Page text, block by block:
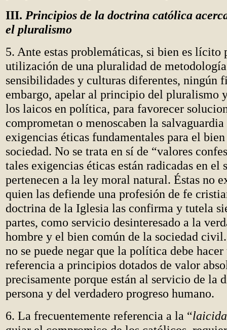
III. Principios de la doctrina católica
el pluralismo
5. Ante estas problemáticas, si bien es lícito
utilización de una pluralidad de
sensibilidades y culturas diferentes, ningún
embargo, apelar al principio del pluralismo
los laicos en política, para favorecer
comprometan o menoscaben la salvaguardia
exigencias éticas fundamentales para el
sociedad. No se trata en sí de “valores
tales exigencias éticas están radicadas en el
pertenecen a la ley moral natural. Éstas no
quien las defiende una profesión de fe
doctrina de la Iglesia las confirma y tutela
partes, como servicio desinteresado a la
hombre y el bien común de la sociedad
no se puede negar que la política debe
referencia a principios dotados de valor
precisamente porque están al servicio de la
persona y del verdadero progreso humano.
6. La frecuentemente referencia a la “